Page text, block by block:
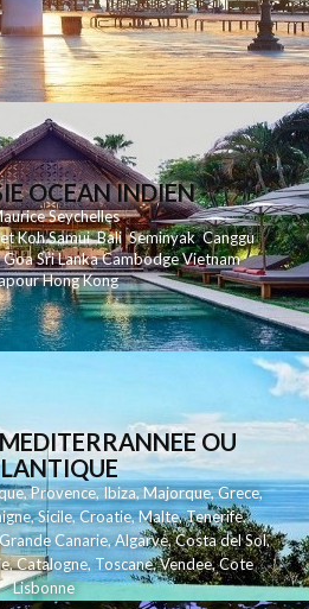
OCEAN INDIEN
Seychelles
etKohSamui Bali SeminyakCanggu
GoaSri LankaCambodgeVietnam
Hong Kong
OU
,Provence,Ibiza,Majorque,Grece,
,Sicile,Croatie,Malte,Tenerife,
Grande Canarie,Algarve,Costa del Sol,
,Catalogne,Toscane,Vendee,Cote
Lisbonne